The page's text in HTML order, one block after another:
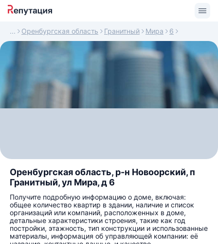
Оренбургская область Гранитный Мира 6
Оренбургская область, р-н Новоорский, п
Гранитный, ул Мира, д 6
Получите подробную информацию о доме, включая:
общее количество квартир в здании, наличие и список
организаций или компаний, расположенных в доме,
детальные характеристики строения, такие как год
постройки, этажность, тип конструкции и использованные
материалы, информация об управляющей компании: её